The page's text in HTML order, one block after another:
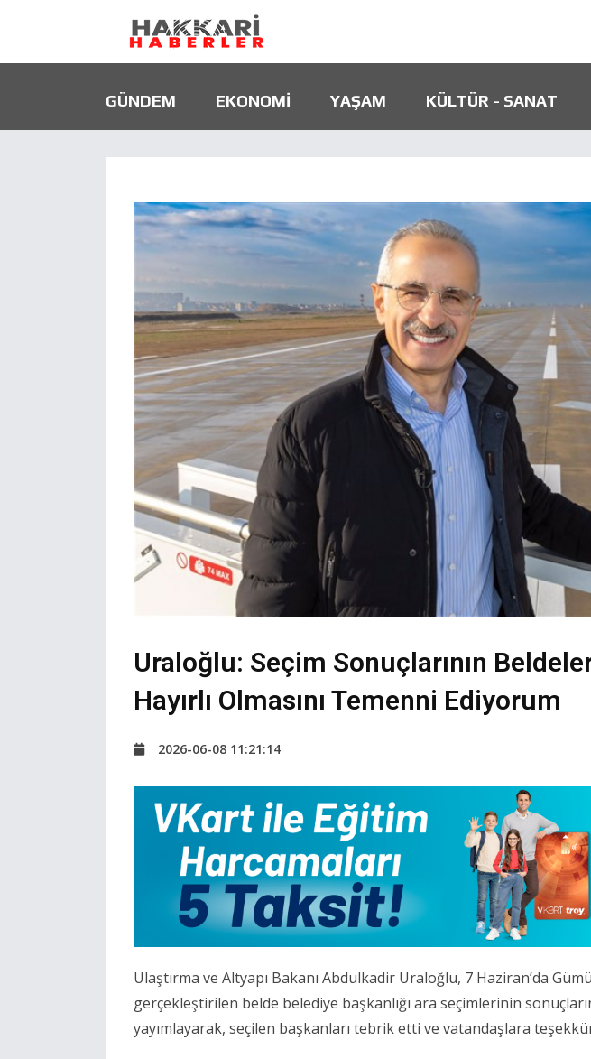
GÜNDEM EKONOMI YAŞAM KÜLTÜR - SANAT
Uraloğlu: Seçim Sonuçlarının
Hayırlı Olmasını Temenni Ediyorum
2026-06-08 11:21:14
Ulaştırma ve Altyapı Bakanı Abdulkadir Uraloğlu, 7 Haziran’da
gerçekleştirilen belde belediye başkanlığı ara seçimlerinin
yayımlayarak, seçilen başkanları tebrik etti ve vatandaşlara